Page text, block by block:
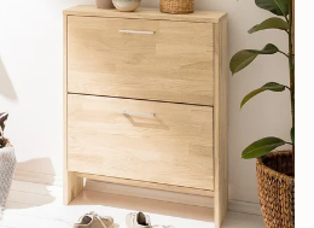
Mobiliário